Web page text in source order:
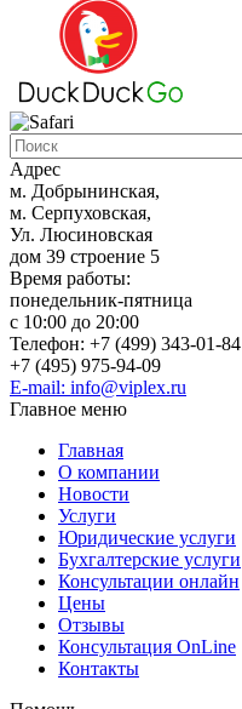
Адрес
м. Добрынинская,
м. Серпуховская,
Ул. Люсиновская
дом 39 строение 5
Время работы:
понедельник-пятница
с 10:00 до 20:00
Телефон: +7 (499) 343-01-84
+7 (495) 975-94-09
E-mail: info@viplex.ru
Главное меню
Главная
О компании
Новости
Услуги
Юридические услуги
Бухгалтерские услуги
Консультации онлайн
Цены
Отзывы
Консультация OnLine
Контакты